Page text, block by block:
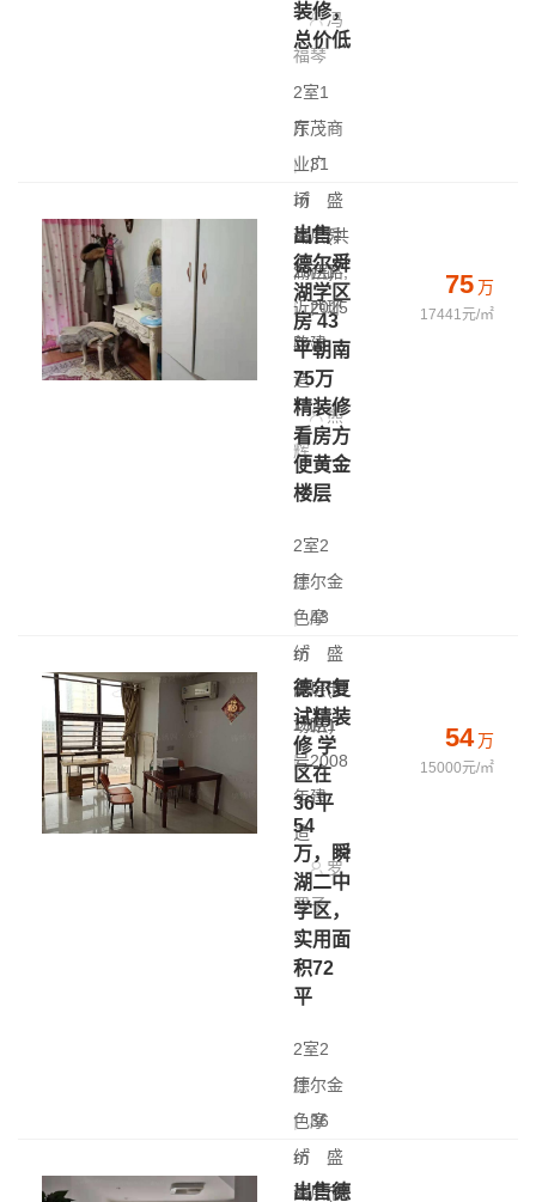
冯
福琴
装修，
总价低
2室1
厅
|
31
㎡
|
高层(共
29层)
|
2015
年建
造
熊
辉
东茂商
业广
场
盛
泽 - 舜
湖西路,
近西环
路
出售
德尔舜
湖学区
房 43
平朝南
75万
精装修
看房方
便黄金
楼层
2室2
厅
|
43
㎡
|
高层(共
15层)
|
2008
年建
造
罗
罗子
德尔金
色摩
纺
盛
泽 - 市
场路1
号
75万
17441元/㎡
德尔复
试精装
修 学
区在
36平
54
万，瞬
湖二中
学区，
实用面
积72
平
2室2
厅
|
36
㎡
|
高层(共
德尔金
色摩
纺
盛
泽 - 市
54万
15000元/㎡
出售德